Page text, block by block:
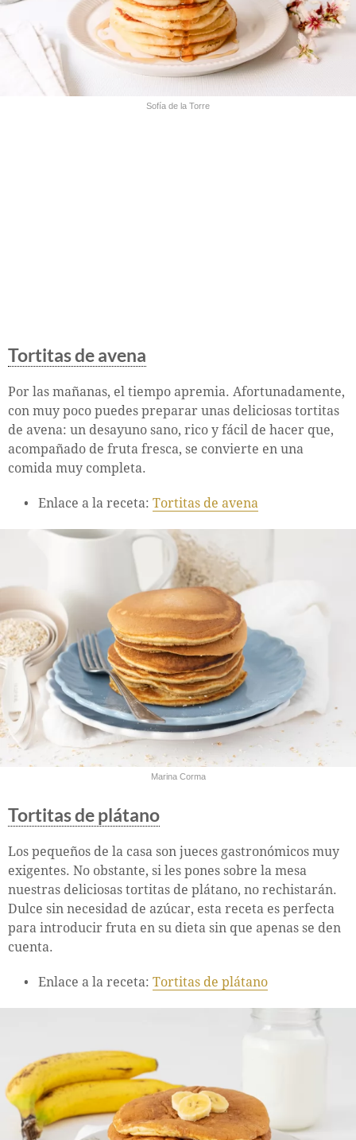
Sofía de la Torre
Tortitas de avena
Por las mañanas, el tiempo apremia. Afortunadamente,
con muy poco puedes preparar unas deliciosas tortitas
de avena: un desayuno sano, rico y fácil de hacer que,
acompañado de fruta fresca, se convierte en una
comida muy completa.
Enlace a la receta: Tortitas de avena
Marina Corma
Tortitas de plátano
Los pequeños de la casa son jueces gastronómicos muy
exigentes. No obstante, si les pones sobre la mesa
nuestras deliciosas tortitas de plátano, no rechistarán.
Dulce sin necesidad de azúcar, esta receta es perfecta
para introducir fruta en su dieta sin que apenas se den
cuenta.
Enlace a la receta: Tortitas de plátano